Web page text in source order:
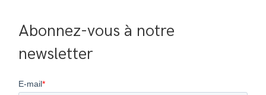
Abonnez-vous à notre
newsletter